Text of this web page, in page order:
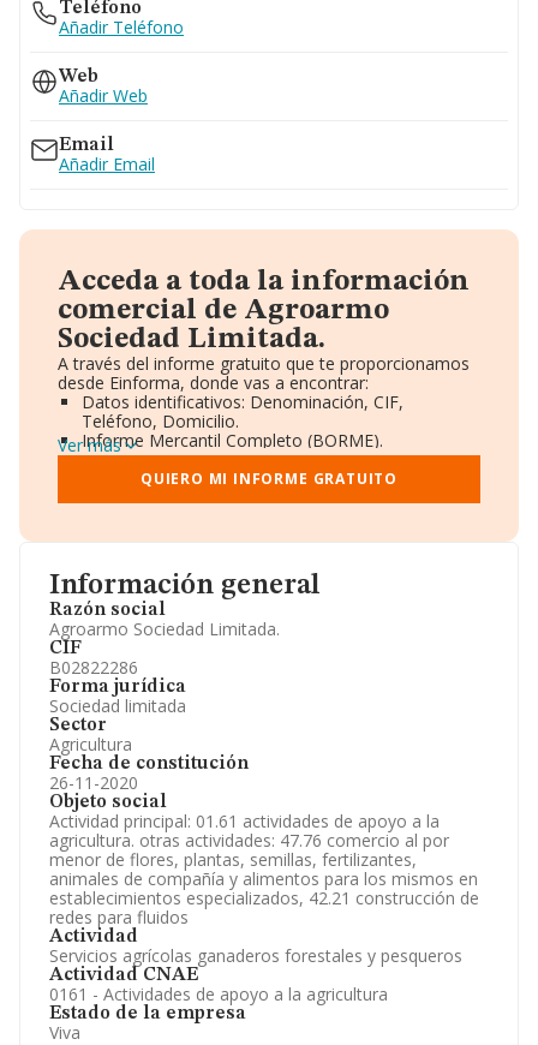
Información general
Razón social
Agroarmo Sociedad Limitada.
CIF
B02822286
Forma jurídica
Sociedad limitada
Sector
Agricultura
Fecha de constitución
26-11-2020
Objeto social
Actividad principal: 01.61 actividades de apoyo a la
agricultura. otras actividades: 47.76 comercio al por
menor de flores, plantas, semillas, fertilizantes,
animales de compañía y alimentos para los mismos en
establecimientos especializados, 42.21 construcción de
redes para fluidos
Actividad
Servicios agrícolas ganaderos forestales y pesqueros
Actividad CNAE
0161 - Actividades de apoyo a la agricultura
Estado de la empresa
Viva
Teléfono
Añadir Teléfono
Web
Añadir Web
Email
Añadir Email
Acceda a toda la información
comercial de Agroarmo
Sociedad Limitada.
A través del informe gratuito que te proporcionamos
desde Einforma, donde vas a encontrar:
Datos identificativos: Denominación, CIF,
Teléfono, Domicilio.
Informe Mercantil Completo (BORME).
Gráficos de Evolución Ventas y Empleados.
Consejo de Administración y Administradores.
Directivos y Ejecutivos.
Información oficial y registral complementaria.
Ver más
QUIERO MI INFORME GRATUITO